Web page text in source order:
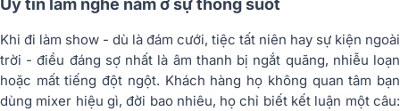
Uy tín làm nghề nằm ở sự thông suốt
Khi đi làm show - dù là đám cưới, tiệc tất niên hay sự kiện ngoài
trời - điều đáng sợ nhất là âm thanh bị ngắt quãng, nhiễu loạn
hoặc mất tiếng đột ngột. Khách hàng họ không quan tâm bạn
dùng mixer hiệu gì, đời bao nhiêu, họ chỉ biết kết luận một câu: